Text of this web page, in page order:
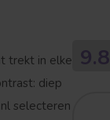
trekt in elke
diep
selecteren
9.8